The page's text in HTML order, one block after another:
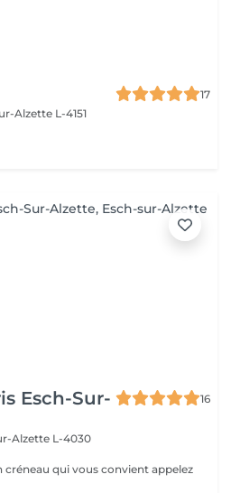
17
Alzette L-4151
Esch-Sur-
16
Alzette L-4030
créneau qui vous convient appelez